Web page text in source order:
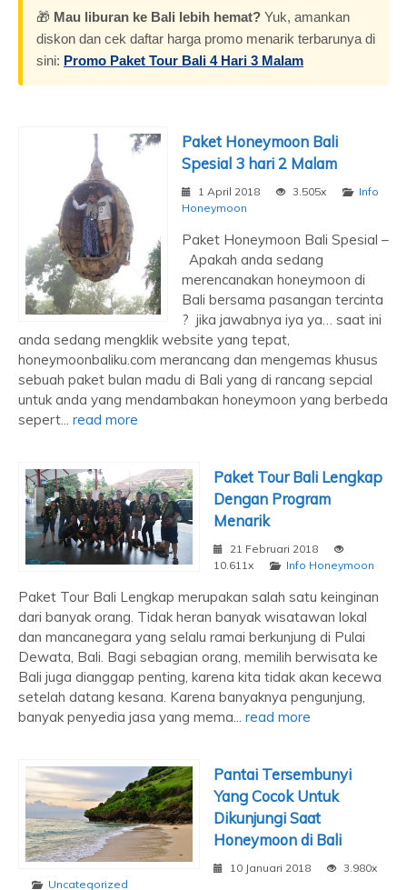
🎁 Mau liburan ke Bali lebih hemat? Yuk, amankan
diskon dan cek daftar harga promo menarik terbarunya di
sini: Promo Paket Tour Bali 4 Hari 3 Malam
Paket Honeymoon Bali
Spesial 3 hari 2 Malam
1 April 2018 3.505x
Info
Honeymoon
Paket Honeymoon Bali Spesial –
Apakah anda sedang
merencanakan honeymoon di
Bali bersama pasangan tercinta
? jika jawabnya iya ya… saat ini
anda sedang mengklik website yang tepat,
honeymoonbaliku.com merancang dan mengemas khusus
sebuah paket bulan madu di Bali yang di rancang sepcial
untuk anda yang mendambakan honeymoon yang berbeda
sepert... read more
Paket Tour Bali Lengkap
Dengan Program
Menarik
21 Februari 2018
10.611x
Info Honeymoon
Paket Tour Bali Lengkap merupakan salah satu keinginan
dari banyak orang. Tidak heran banyak wisatawan lokal
dan mancanegara yang selalu ramai berkunjung di Pulai
Dewata, Bali. Bagi sebagian orang, memilih berwisata ke
Bali juga dianggap penting, karena kita tidak akan kecewa
setelah datang kesana. Karena banyaknya pengunjung,
banyak penyedia jasa yang mema... read more
Pantai Tersembunyi
Yang Cocok Untuk
Dikunjungi Saat
Honeymoon di Bali
10 Januari 2018
3.980x
Uncategorized